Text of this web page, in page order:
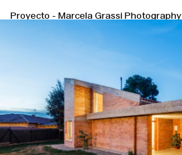
Proyecto - Marcela Grassi Photography